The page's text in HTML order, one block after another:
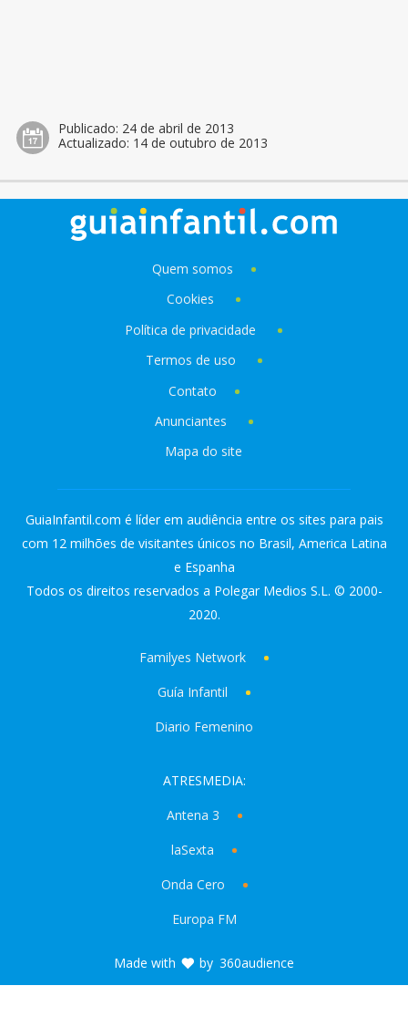
Publicado: 24 de abril de 2013
Actualizado: 14 de outubro de 2013
Quem somos
Cookies
Política de privacidade
Termos de uso
Contato
Anunciantes
Mapa do site
GuiaInfantil.com é líder em audiência entre os sites para pais
com 12 milhões de visitantes únicos no Brasil, America Latina
e Espanha
Todos os direitos reservados a Polegar Medios S.L. © 2000-
2020.
Familyes Network
Guía Infantil
Diario Femenino
ATRESMEDIA:
Antena 3
laSexta
Onda Cero
Europa FM
Made with by 360audience